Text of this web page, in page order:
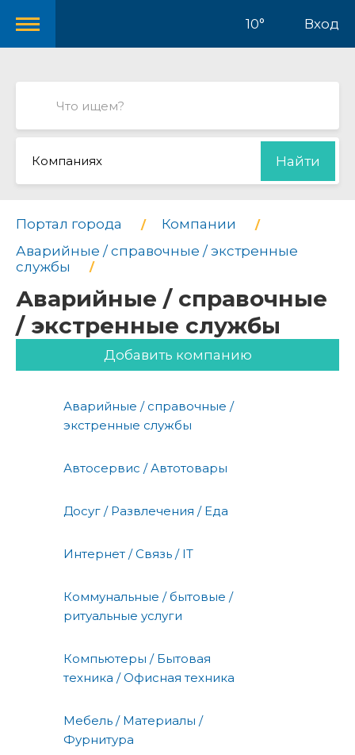
10° Вход
Компаниях Найти
Портал города
Компании
Аварийные / справочные / экстренные
службы
Аварийные / справочные
/ экстренные службы
Добавить компанию
Аварийные / справочные /
экстренные службы
Автосервис / Автотовары
Досуг / Развлечения / Еда
Интернет / Связь / IT
Коммунальные / бытовые /
ритуальные услуги
Компьютеры / Бытовая
техника / Офисная техника
Мебель / Материалы /
Фурнитура